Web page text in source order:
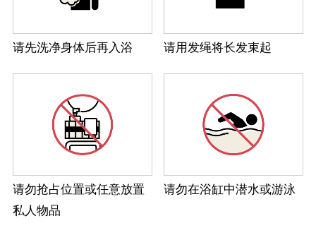
请先洗净身体后再入浴 请用发绳将长发束起
请勿抢占位置或任意放置
私人物品
请勿在浴缸中潜水或游泳